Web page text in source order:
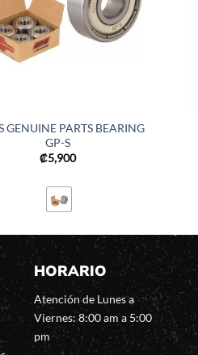
GENUINE PARTS BEARING
GP-S
₡5,900
HORARIO
Atención de Lunes a
Viernes: 8:00 am a 5:00
pm